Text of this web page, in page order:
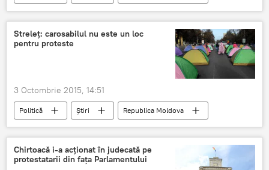
Chişinău
Igor Dodon
Renato Usatîi
protest
Alegeri anticipate
Demisie
Parlament
Streleţ: carosabilul nu este un loc
pentru proteste
3 Octombrie 2015, 14:51
Politică Știri
Republica Moldova
Chișinău
Valeriu Streleț
protest
bulevardul Ştefan cel Mare
carosabil
Proteste la Chişinău. Detalii
Chirtoacă i-a acţionat în judecată pe
protestatarii din faţa Parlamentului